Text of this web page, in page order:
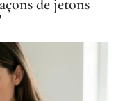
de jetons